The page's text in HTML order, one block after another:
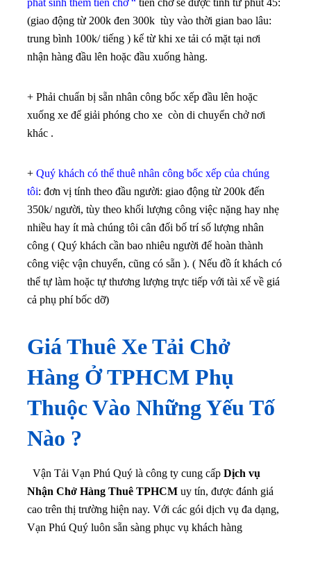
phát sinh thêm tiền chờ “ tiền chờ sẽ được tính từ phút 45:
(giao động từ 200k đen 300k tùy vào thời gian bao lâu:
trung bình 100k/ tiếng ) kể từ khi xe tải có mặt tại nơi
nhận hàng đầu lên hoặc đầu xuống hàng.
+ Phải chuẩn bị sẵn nhân công bốc xếp đầu lên hoặc
xuống xe để giải phóng cho xe còn di chuyển chở nơi
khác .
+ Quý khách có thể thuê nhân công bốc xếp của chúng
tôi: đơn vị tính theo đầu người: giao động từ 200k đến
350k/ người, tùy theo khối lượng công việc nặng hay nhẹ
nhiều hay ít mà chúng tôi cân đối bố trí số lượng nhân
công ( Quý khách cần bao nhiêu người để hoàn thành
công việc vận chuyển, cũng có sẵn ). ( Nếu đồ ít khách có
thể tự làm hoặc tự thương lượng trực tiếp với tài xế về giá
cả phụ phí bốc dỡ)
Giá Thuê Xe Tải Chở
Hàng Ở TPHCM Phụ
Thuộc Vào Những Yếu Tố
Nào ?
Vận Tải Vạn Phú Quý là công ty cung cấp Dịch vụ
Nhận Chở Hàng Thuê TPHCM uy tín, được đánh giá
cao trên thị trường hiện nay. Với các gói dịch vụ đa dạng,
Vạn Phú Quý luôn sẵn sàng phục vụ khách hàng